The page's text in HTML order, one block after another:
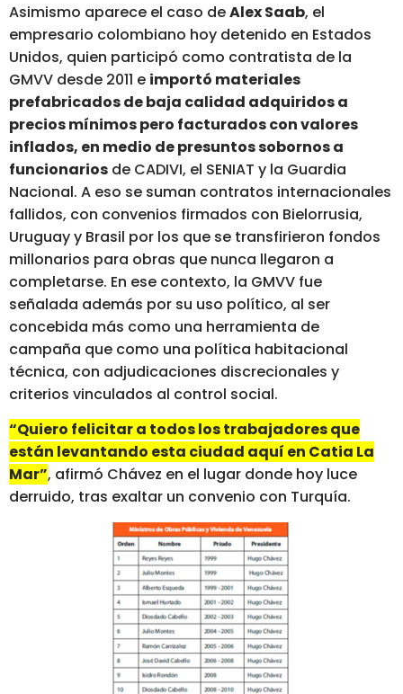
Asimismo aparece el caso deAlex Saab, el
empresario colombiano hoy detenido en Estados
Unidos, quien participó como contratista de la
GMVV desde 2011 e importó materiales
prefabricados de baja calidad adquiridos a
precios mínimos pero facturados con valores
inflados, en medio de presuntos sobornos a
funcionarios de CADIVI, el SENIAT y la Guardia
Nacional. A eso se suman contratos internacionales
fallidos, con convenios firmados con Bielorrusia,
Uruguay y Brasil por los que se transfirieron fondos
millonarios para obras que nunca llegaron a
completarse. En ese contexto, la GMVV fue
señalada además por su uso político, al ser
concebida más como una herramienta de
campaña que como una política habitacional
técnica, con adjudicaciones discrecionales y
criterios vinculados al control social.
“Quiero felicitar a todos los trabajadores que
están levantando esta ciudad aquí en Catia La
Mar”, afirmó Chávez en el lugar donde hoy luce
derruido, tras exaltar un convenio con Turquía.